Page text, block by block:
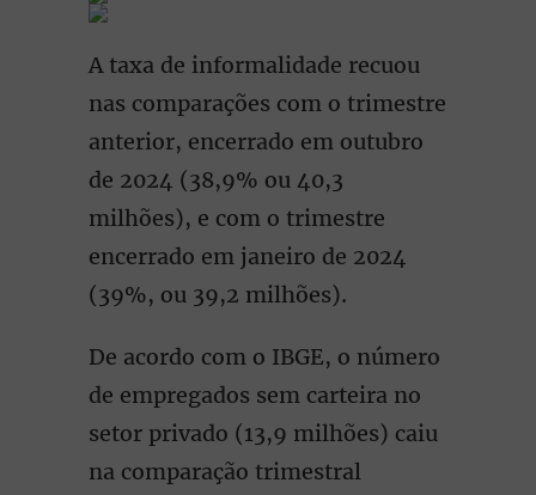
A taxa de informalidade recuou
nas comparações com o trimestre
anterior, encerrado em outubro
de 2024 (38,9% ou 40,3
milhões), e com o trimestre
encerrado em janeiro de 2024
(39%, ou 39,2 milhões).
De acordo com o IBGE, o número
de empregados sem carteira no
setor privado (13,9 milhões) caiu
na comparação trimestral